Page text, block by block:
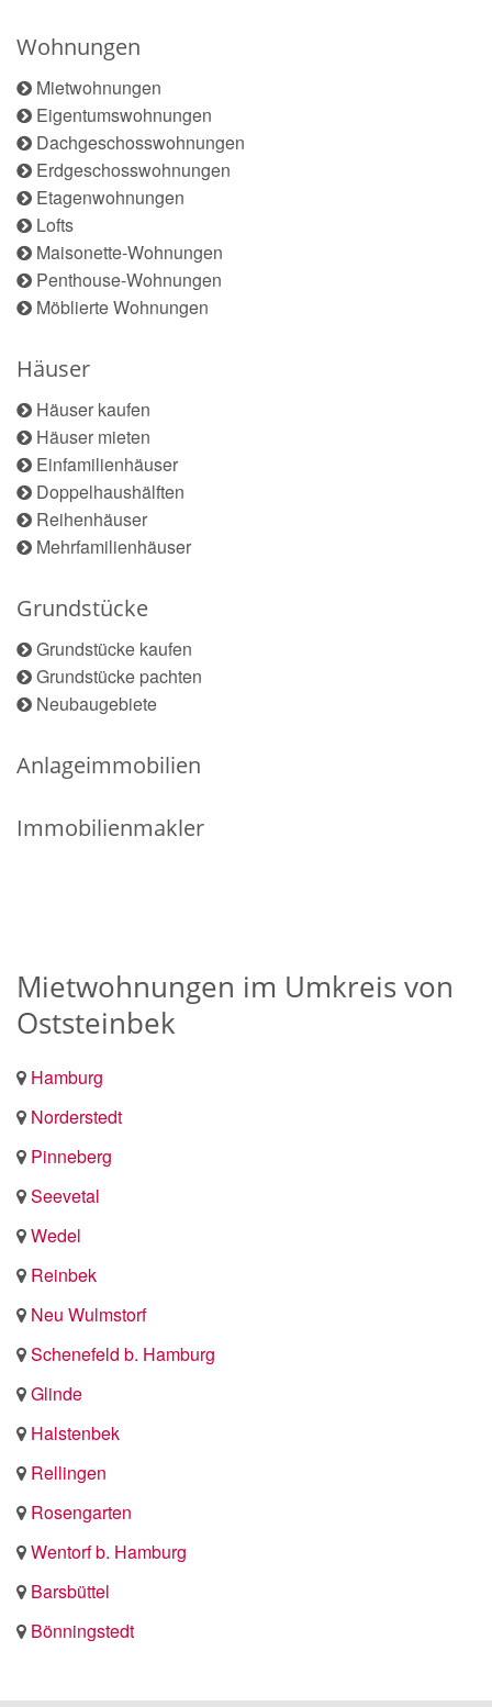
Wohnungen
Mietwohnungen
Eigentumswohnungen
Dachgeschosswohnungen
Erdgeschosswohnungen
Etagenwohnungen
Lofts
Maisonette-Wohnungen
Penthouse-Wohnungen
Möblierte Wohnungen
Häuser
Häuser kaufen
Häuser mieten
Einfamilienhäuser
Doppelhaushälften
Reihenhäuser
Mehrfamilienhäuser
Grundstücke
Grundstücke kaufen
Grundstücke pachten
Neubaugebiete
Anlageimmobilien
Immobilienmakler
Mietwohnungen im Umkreis von
Oststeinbek
Hamburg
Norderstedt
Pinneberg
Seevetal
Wedel
Reinbek
Neu Wulmstorf
Schenefeld b. Hamburg
Glinde
Halstenbek
Rellingen
Rosengarten
Wentorf b. Hamburg
Barsbüttel
Bönningstedt